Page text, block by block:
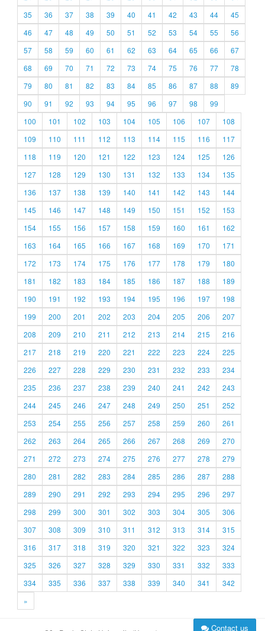
35
36 37 38 39 40 41 42 43 44
45
46
47 48 49 50 51 52 53 54 55
56
57
58 59 60 61 62 63 64 65 66
67
68
69 70 71 72 73 74 75 76 77
78
79
80 81 82 83 84 85 86 87 88
89
90
91 92 93 94 95 96 97 98
99
100
101 102 103 104 105 106 107
108
109
110 111 112 113 114 115 116
117
118
119 120 121 122 123 124 125
126
127
128 129 130 131 132 133 134
135
136
137 138 139 140 141 142 143
144
145
146 147 148 149 150 151 152
153
154
155 156 157 158 159 160 161
162
163
164 165 166 167 168 169 170
171
172
173 174 175 176 177 178 179
180
181
182 183 184 185 186 187 188
189
190
191 192 193 194 195 196 197
198
199
200 201 202 203 204 205 206
207
208
209 210 211 212 213 214 215
216
217
218 219 220 221 222 223 224
225
226
227 228 229 230 231 232 233
234
235
236 237 238 239 240 241 242
243
244
245 246 247 248 249 250 251
252
253
254 255 256 257 258 259 260
261
262
263 264 265 266 267 268 269
270
271
272 273 274 275 276 277 278
279
280
281 282 283 284 285 286 287
288
289
290 291 292 293 294 295 296
297
298
299 300 301 302 303 304 305
306
307
308 309 310 311 312 313 314
315
316
317 318 319 320 321 322 323
324
325
326 327 328 329 330 331 332
333
334
335 336 337 338 339 340 341
342
»
Contact us